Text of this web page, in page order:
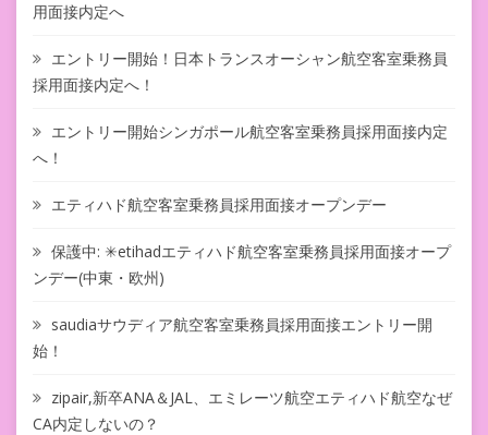
用面接内定へ
エントリー開始！日本トランスオーシャン航空客室乗務員
採用面接内定へ！
エントリー開始シンガポール航空客室乗務員採用面接内定
へ！
エティハド航空客室乗務員採用面接オープンデー
保護中: ✳︎etihadエティハド航空客室乗務員採用面接オープ
ンデー(中東・欧州)
saudiaサウディア航空客室乗務員採用面接エントリー開
始！
zipair,新卒ANA＆JAL、エミレーツ航空エティハド航空なぜ
CA内定しないの？